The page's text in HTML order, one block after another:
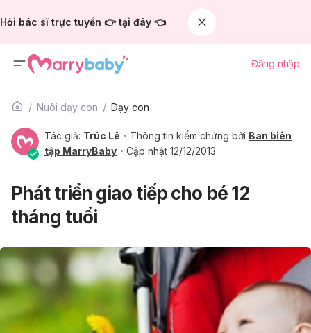
Hỏi bác sĩ trực tuyến 👉 tại đây 👈
Đăng nhập
Nuôi dạy con Dạy con
Tác giả: Trúc Lê Thông tin kiểm chứng bởi Ban biên
tập MarryBaby
Cập nhật 12/12/2013
Phát triển giao tiếp cho bé 12
tháng tuổi